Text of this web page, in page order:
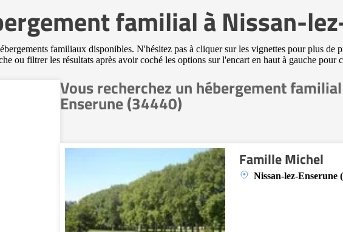
familial à Nissan-
familiaux disponibles. N'hésitez pas à cliquer sur les vignettes pour plus de
ou filtrer les résultats après avoir coché les options sur l'encart en haut à gauche
Vous recherchez un hébergement
Enserune (34440)
Famille Michel
Nissan-lez-Enserune